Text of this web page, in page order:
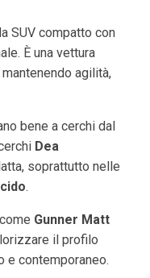
SUV compatto con
È una vettura
agilità,
bene a cerchi dal
Dea
soprattutto nelle
.
Gunner Matt
il profilo
e contemporaneo.